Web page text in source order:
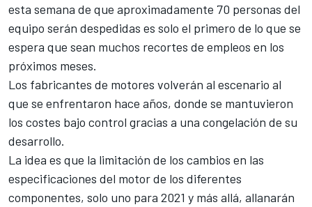
esta semana de que aproximadamente 70 personas del
equipo serán despedidas es solo el primero de lo que se
espera que sean muchos recortes de empleos en los
próximos meses.
Los fabricantes de motores volverán al escenario al
que se enfrentaron hace años, donde se mantuvieron
los costes bajo control gracias a una congelación de su
desarrollo.
La idea es que la limitación de los cambios en las
especificaciones del motor de los diferentes
componentes, solo uno para 2021 y más allá, allanarán